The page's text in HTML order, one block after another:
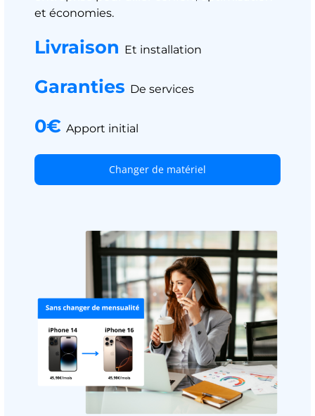
et économies.
Livraison Et installation
Garanties De services
0€ Apport initial
Changer de matériel